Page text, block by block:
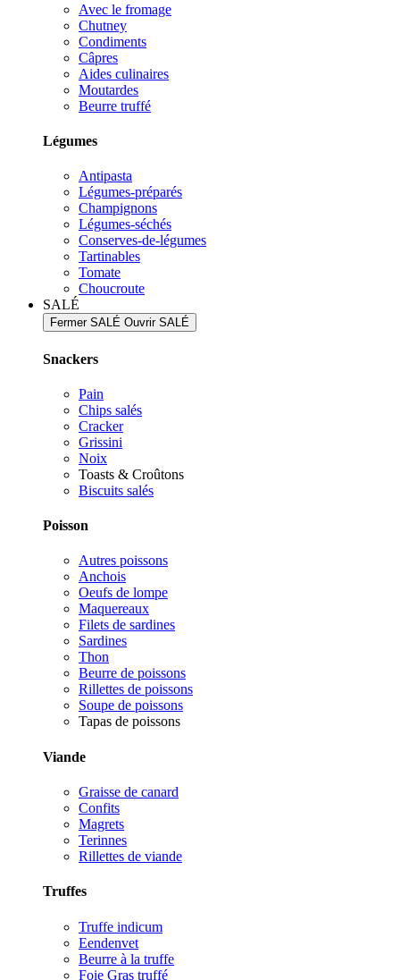
Avec le fromage
Chutney
Condiments
Câpres
Aides culinaires
Moutardes
Beurre truffé
Légumes
Antipasta
Légumes-préparés
Champignons
Légumes-séchés
Conserves-de-légumes
Tartinables
Tomate
Choucroute
SALÉ
Fermer SALÉ Ouvrir SALÉ
Snackers
Pain
Chips salés
Cracker
Grissini
Noix
Toasts & Croûtons
Biscuits salés
Poisson
Autres poissons
Anchois
Oeufs de lompe
Maquereaux
Filets de sardines
Sardines
Thon
Beurre de poissons
Rillettes de poissons
Soupe de poissons
Tapas de poissons
Viande
Graisse de canard
Confits
Magrets
Terinnes
Rillettes de viande
Truffes
Truffe indicum
Eendenvet
Beurre à la truffe
Foie Gras truffé